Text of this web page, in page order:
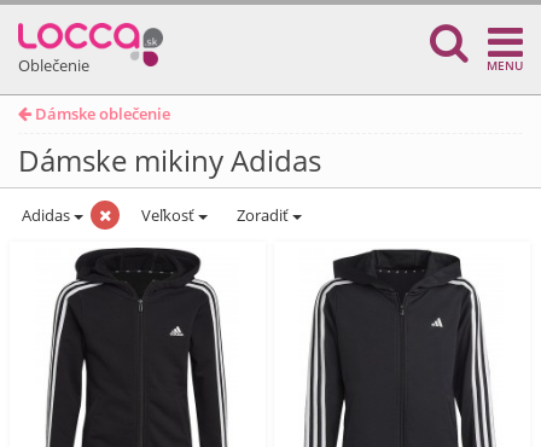
Oblečenie MENU
Dámske oblečenie
Dámske mikiny Adidas
Adidas Veľkosť Zoradiť